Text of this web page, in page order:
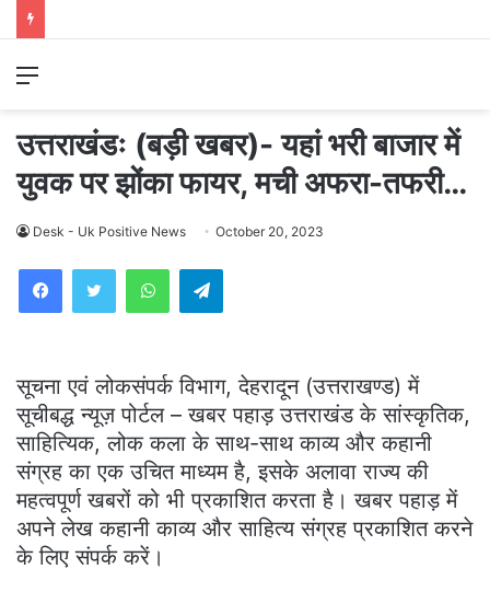
Menu
उत्तराखंडः (बड़ी खबर)- यहां भरी बाजार में
युवक पर झोंका फायर, मची अफरा-तफरी…
Desk - Uk Positive News October 20, 2023
WhatsAppTelegram
सूचना एवं लोकसंपर्क विभाग, देहरादून (उत्तराखण्ड) में
सूचीबद्ध न्यूज़ पोर्टल – खबर पहाड़ उत्तराखंड के सांस्कृतिक,
साहित्यिक, लोक कला के साथ-साथ काव्य और कहानी
संग्रह का एक उचित माध्यम है, इसके अलावा राज्य की
महत्वपूर्ण खबरों को भी प्रकाशित करता है। खबर पहाड़ में
अपने लेख कहानी काव्य और साहित्य संग्रह प्रकाशित करने
के लिए संपर्क करें।